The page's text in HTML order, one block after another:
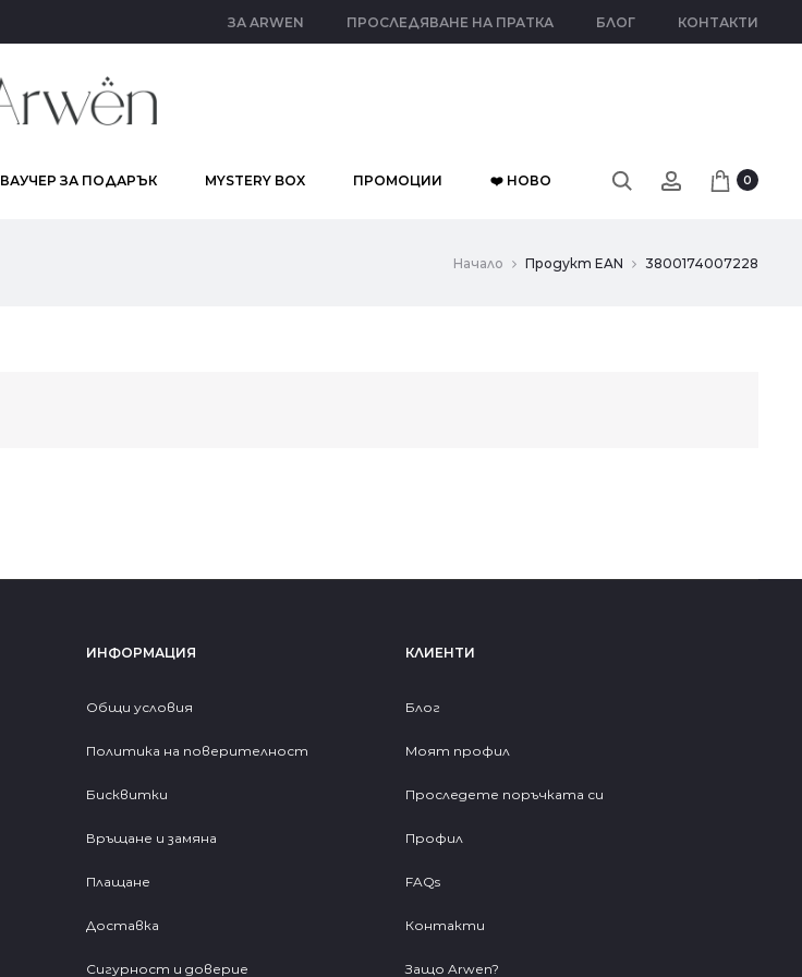
ЗА ARWEN ПРОСЛЕДЯВАНЕ НА ПРАТКА БЛОГ КОНТАКТИ
ВАУЧЕР ЗА ПОДАРЪК MYSTERY BOX ПРОМОЦИИ ❤️ НОВО 0
Начало Продукт EAN 3800174007228
ИНФОРМАЦИЯ
Общи условия
Политика на поверителност
Бисквитки
Връщане и замяна
Плащане
Доставка
Сигурност и доверие
КЛИЕНТИ
Блог
Моят профил
Проследете поръчката си
Профил
FAQs
Контакти
Защо Arwen?